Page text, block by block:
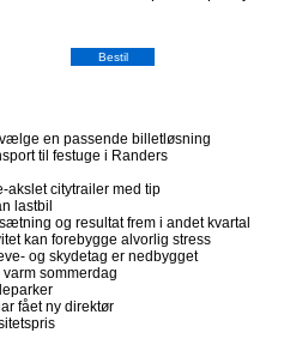
en passende billetløsning
til festuge i Randers
akslet citytrailer med tip
lastbil
og resultat frem i andet kvartal
kan forebygge alvorlig stress
og skydetag er nedbygget
sommerdag
fået ny direktør